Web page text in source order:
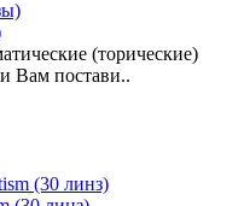
(торические)
Вам постави..